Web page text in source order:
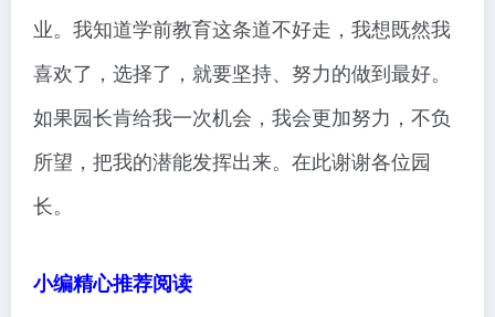
业。我知道学前教育这条道不好走，我想既然我
喜欢了，选择了，就要坚持、努力的做到最好。
如果园长肯给我一次机会，我会更加努力，不负
所望，把我的潜能发挥出来。在此谢谢各位园
长。
小编精心推荐阅读